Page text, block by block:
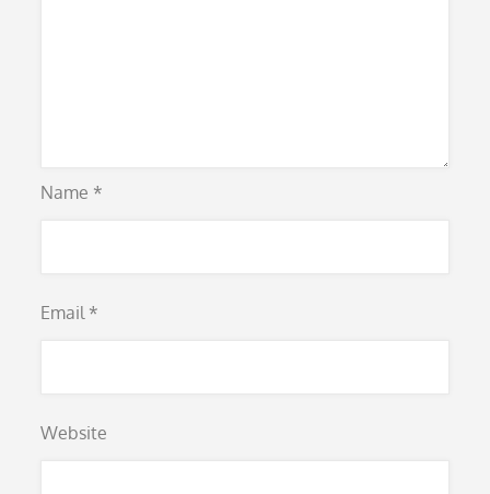
Name *
Email *
Website